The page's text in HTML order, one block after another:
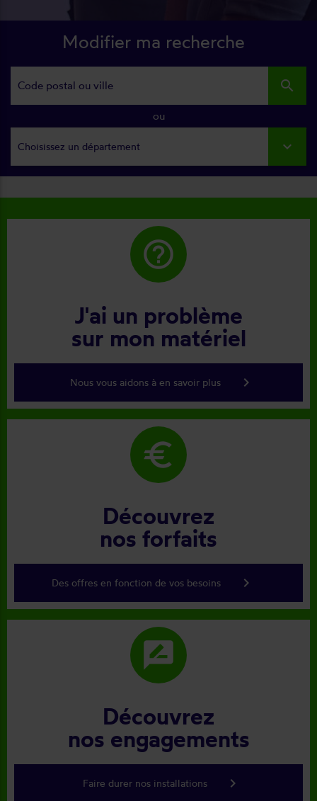
Modifier ma recherche
search
ou
Choisissez un département
help_outline
J'ai un problème
sur mon matériel
Nous vous aidons à en savoir plus keyboard_arrow_right
euro
Découvrez
nos forfaits
Des offres en fonction de vos besoins keyboard_arrow_right
rate_review
Découvrez
nos engagements
Faire durer nos installations keyboard_arrow_right